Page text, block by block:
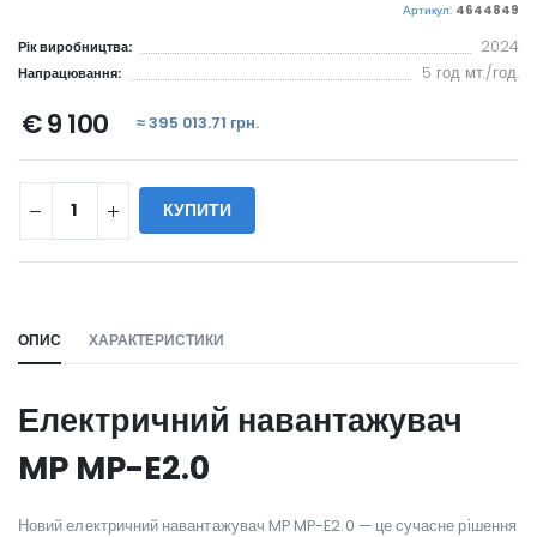
Артикул: 4644849
Рік виробництва: 2024
Напрацювання: 5 год мт./год.
€ 9 100 ≈ 395 013.71 грн.
КУПИТИ
ОПИС ХАРАКТЕРИСТИКИ
Електричний навантажувач
MP MP-E2.0
Новий електричний навантажувач MP MP-E2.0 — це сучасне рішення